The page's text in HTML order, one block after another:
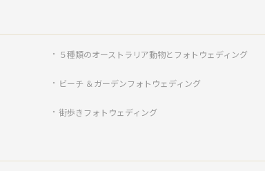
５種類のオーストラリア動物とフォトウェディング
ビーチ ＆ガーデンフォトウェディング
街歩きフォトウェディング